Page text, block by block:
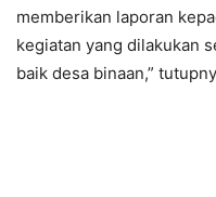
memberikan laporan
kegiatan yang dilakukan
baik desa binaan,”